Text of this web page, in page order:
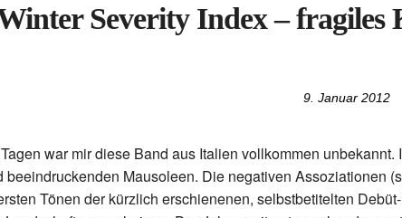
Severity Index – fragiles
9. Januar 2012
war mir diese Band aus Italien vollkommen
Mausoleen. Die negativen Assoziationen
Tönen der kürzlich erschienenen, selbstbetitelten